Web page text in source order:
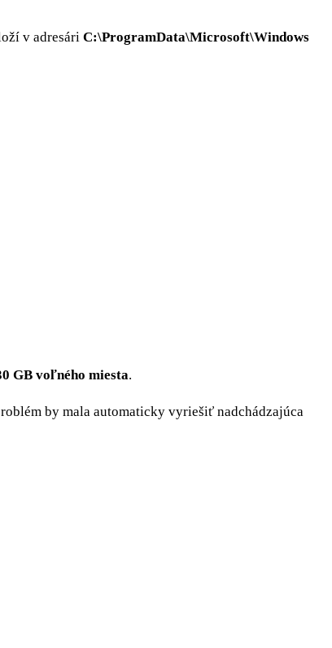
v adresári C:\ProgramData\Microsoft\Windows
GB voľného miesta.
by mala automaticky vyriešiť nadchádzajúca